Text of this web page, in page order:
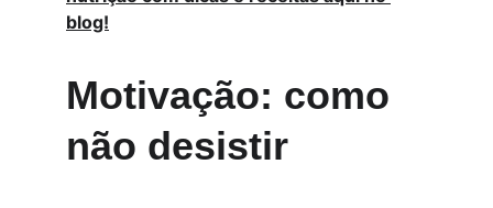
blog!
Motivação: como
não desistir